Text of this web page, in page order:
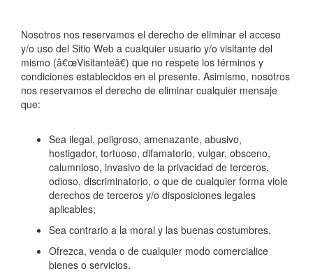
Nosotros nos reservamos el derecho de eliminar el acceso
y/o uso del Sitio Web a cualquier usuario y/o visitante del
mismo (â€œVisitanteâ€) que no respete los términos y
condiciones establecidos en el presente. Asimismo, nosotros
nos reservamos el derecho de eliminar cualquier mensaje
que:
Sea ilegal, peligroso, amenazante, abusivo,
hostigador, tortuoso, difamatorio, vulgar, obsceno,
calumnioso, invasivo de la privacidad de terceros,
odioso, discriminatorio, o que de cualquier forma viole
derechos de terceros y/o disposiciones legales
aplicables;
Sea contrario a la moral y las buenas costumbres.
Ofrezca, venda o de cualquier modo comercialice
bienes o servicios.